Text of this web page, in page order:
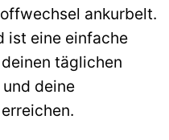
ankurbelt.
ist eine einfache
täglichen
deine